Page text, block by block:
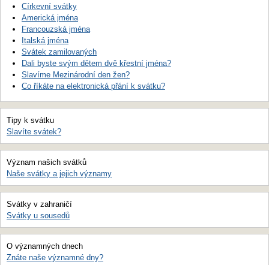
Církevní svátky
Americká jména
Francouzská jména
Italská jména
Svátek zamilovaných
Dali byste svým dětem dvě křestní jména?
Slavíme Mezinárodní den žen?
Co říkáte na elektronická přání k svátku?
Tipy k svátku
Slavíte svátek?
Význam našich svátků
Naše svátky a jejich významy
Svátky v zahraničí
Svátky u sousedů
O významných dnech
Znáte naše významné dny?